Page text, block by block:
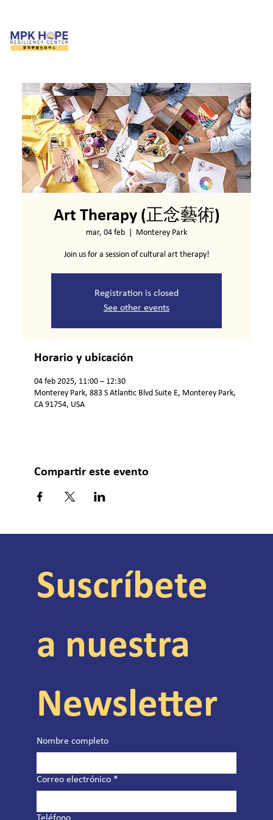
Art Therapy (正念藝術)
mar, 04 feb Monterey Park
Join us for a session of cultural art therapy!
Registration is closed
See other events
Horario y ubicación
04 feb 2025, 11:00 – 12:30
Monterey Park, 883 S Atlantic Blvd Suite E, Monterey Park,
CA 91754, USA
Compartir este evento
Suscríbete
a nuestra
Newsletter
Nombre completo
Correo electrónico *